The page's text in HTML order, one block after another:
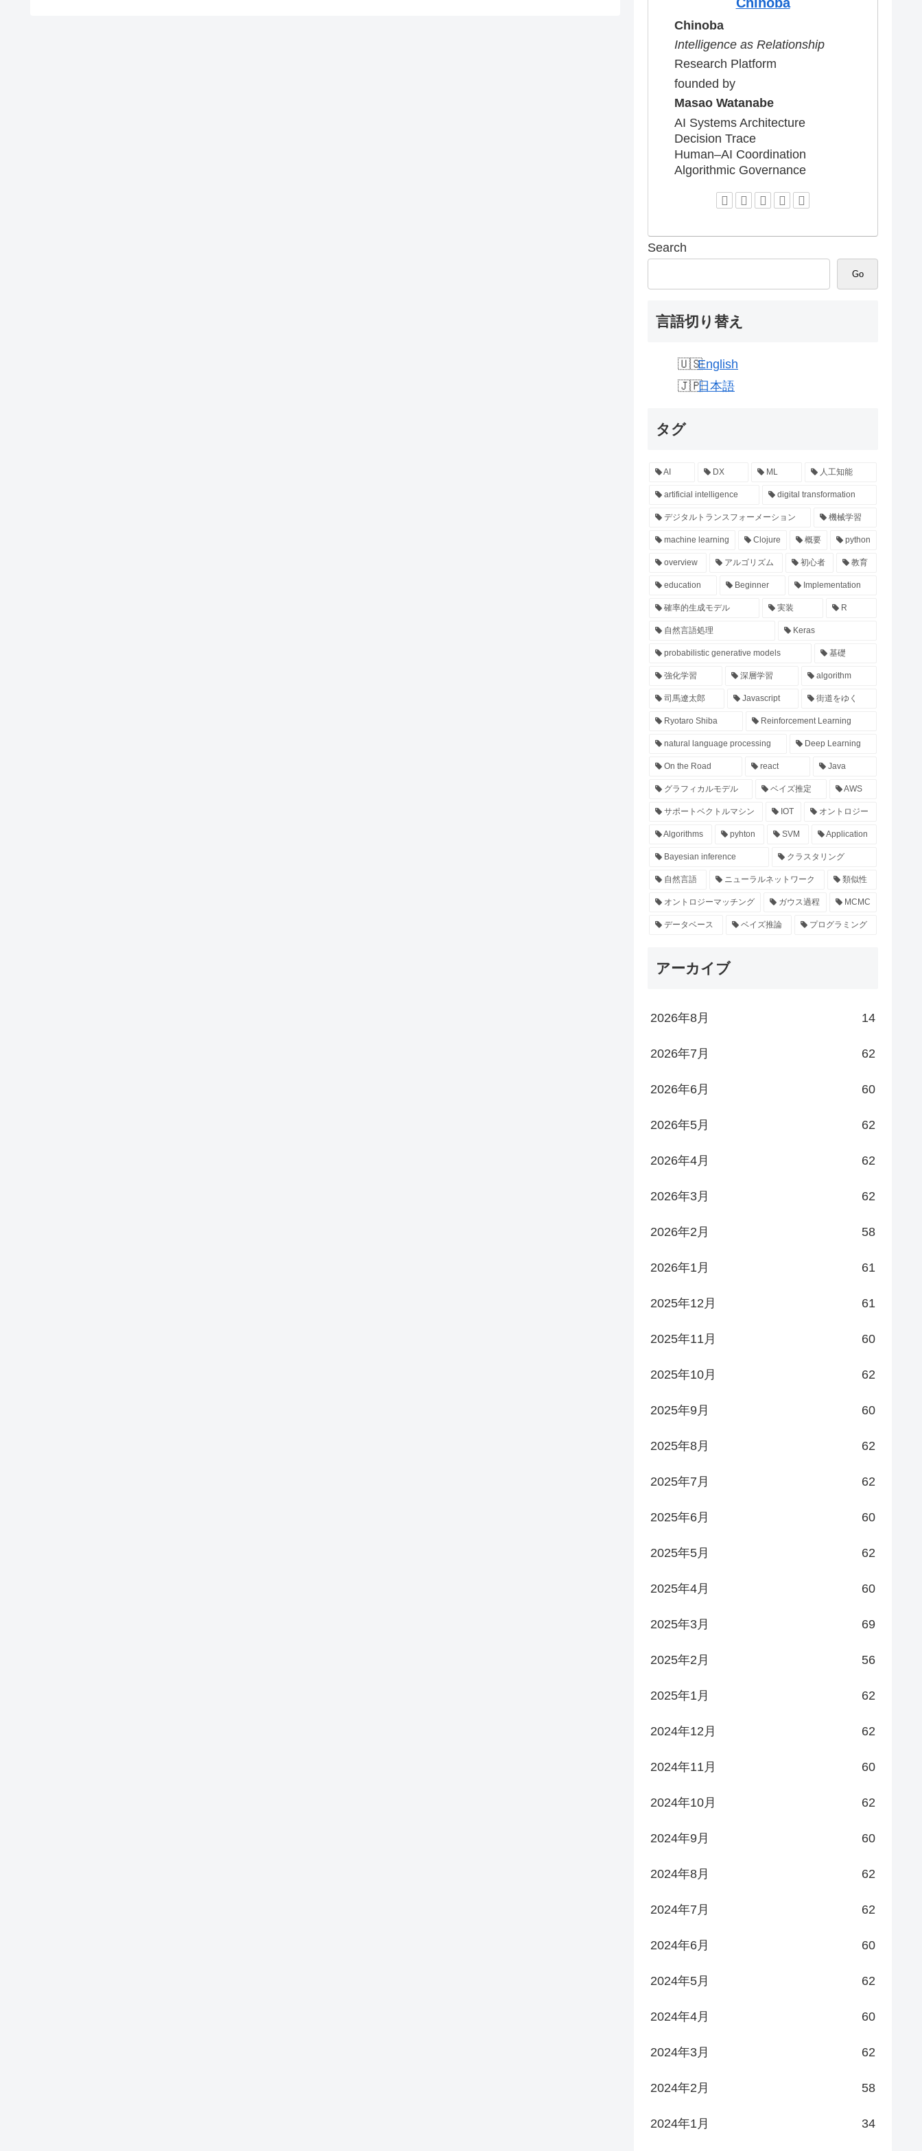
Chinoba
Intelligence as Relationship
Research Platform
founded by
Masao Watanabe
AI Systems Architecture
Decision Trace
Human–AI Coordination
Algorithmic Governance
Search
Go
言語切り替え
English
日本語
タグ
AI DX ML 人工知能
artificial intelligence digital transformation
デジタルトランスフォーメーション 機械学習
machine learning Clojure 概要 python
overview アルゴリズム 初心者 教育
education Beginner Implementation
確率的生成モデル 実装 R
自然言語処理 Keras
probabilistic generative models 基礎
強化学習 深層学習 algorithm
司馬遼太郎 Javascript 街道をゆく
Ryotaro Shiba Reinforcement Learning
natural language processing Deep Learning
On the Road react Java
グラフィカルモデル ベイズ推定 AWS
サポートベクトルマシン IOT オントロジー
Algorithms pyhton SVM Application
Bayesian inference クラスタリング
自然言語 ニューラルネットワーク 類似性
オントロジーマッチング ガウス過程 MCMC
データベース ベイズ推論 プログラミング
アーカイブ
2026年8月 14
2026年7月 62
2026年6月 60
2026年5月 62
2026年4月 62
2026年3月 62
2026年2月 58
2026年1月 61
2025年12月 61
2025年11月 60
2025年10月 62
2025年9月 60
2025年8月 62
2025年7月 62
2025年6月 60
2025年5月 62
2025年4月 60
2025年3月 69
2025年2月 56
2025年1月 62
2024年12月 62
2024年11月 60
2024年10月 62
2024年9月 60
2024年8月 62
2024年7月 62
2024年6月 60
2024年5月 62
2024年4月 60
2024年3月 62
2024年2月 58
2024年1月 34